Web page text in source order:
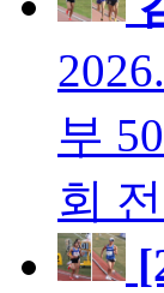
부
회